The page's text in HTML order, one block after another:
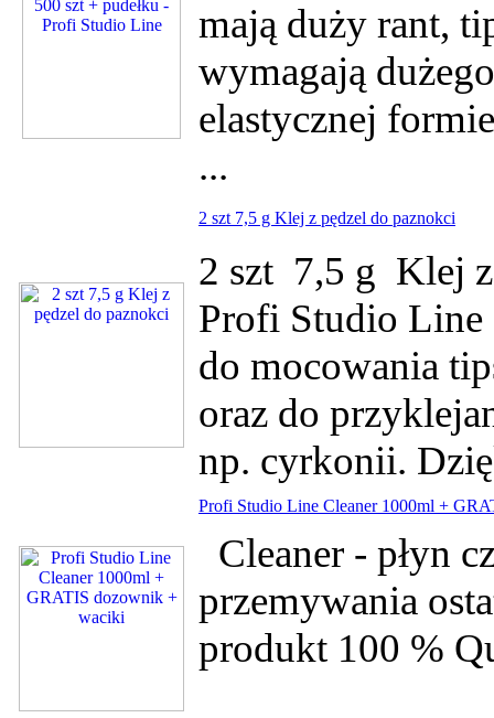
mają duży rant,
wymagają
elastycznej
...
2 szt 7,5 g Klej z pędzel do paznokci
2 szt 7,5 g Klej
Profi Studio Line
do mocowania
oraz do
np. cyrkonii.
Profi Studio Line Cleaner 1000ml +
Cleaner - płyn
przemywania
produkt 100 %